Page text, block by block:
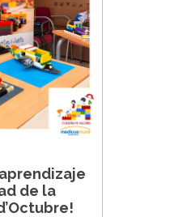
de la